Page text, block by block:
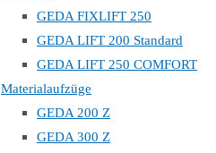
GEDA FIXLIFT 250
GEDA LIFT 200 Standard
GEDA LIFT 250 COMFORT
Materialaufzüge
GEDA 200 Z
GEDA 300 Z